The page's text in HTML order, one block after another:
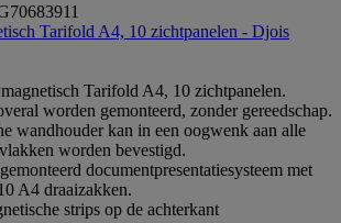
Tarifold A4, 10 zichtpanelen - Djois
Tarifold A4, 10 zichtpanelen.
worden gemonteerd, zonder gereedschap.
wandhouder kan in een oogwenk aan alle
worden bevestigd.
documentpresentatiesysteem met
A4 draaizakken.
strips op de achterkant